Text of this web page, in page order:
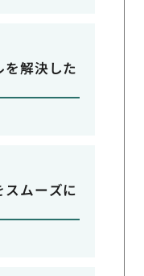
解決した
ムーズに